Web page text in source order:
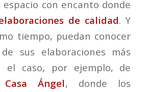
espacio con encanto donde
de calidad. Y
tiempo, puedan conocer
sus elaboraciones más
el caso, por ejemplo, de
Casa Ángel, donde los